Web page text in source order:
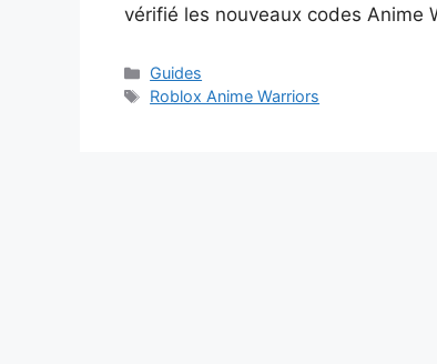
vérifié les nouveaux codes Anime
Catégories
Guides
Étiquettes
Roblox Anime Warriors